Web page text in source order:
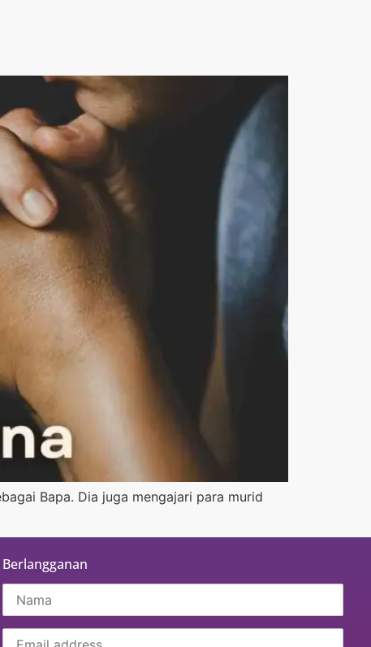
Bapa. Dia juga mengajari para murid
Berlangganan